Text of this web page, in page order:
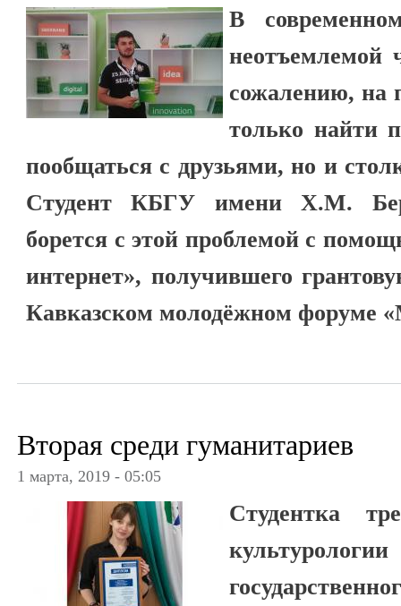
В
сожалению, на
только найти
пообщаться с друзьями, но и
Студент КБГУ имени Х.М.
борется с этой проблемой с
интернет», получившего
Кавказском молодёжном форуме
Вторая среди гуманитариев
1 марта, 2019 - 05:05
Студентка